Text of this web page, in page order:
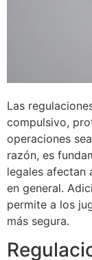
Las
compulsivo,
operaciones
razón, es
legales afectan
en general.
permite a los
más segura.